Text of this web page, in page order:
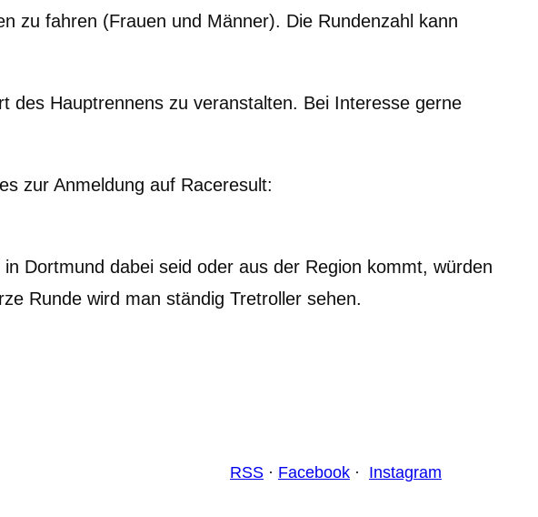
zu fahren (Frauen und Männer). Die Rundenzahl kann
des Hauptrennens zu veranstalten. Bei Interesse gerne
zur Anmeldung auf Raceresult:
Dortmund dabei seid oder aus der Region kommt, würden
Runde wird man ständig Tretroller sehen.
RSS · Facebook · Instagram